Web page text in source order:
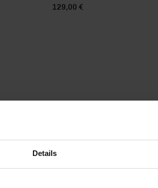
Details
129,00 €